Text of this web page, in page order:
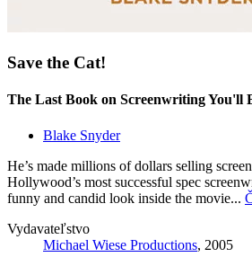
Save the Cat!
The Last Book on Screenwriting You'll
Blake Snyder
He’s made millions of dollars selling
Hollywood’s most successful spec
funny and candid look inside the movie...
Vydavateľstvo
Michael Wiese Productions, 2005